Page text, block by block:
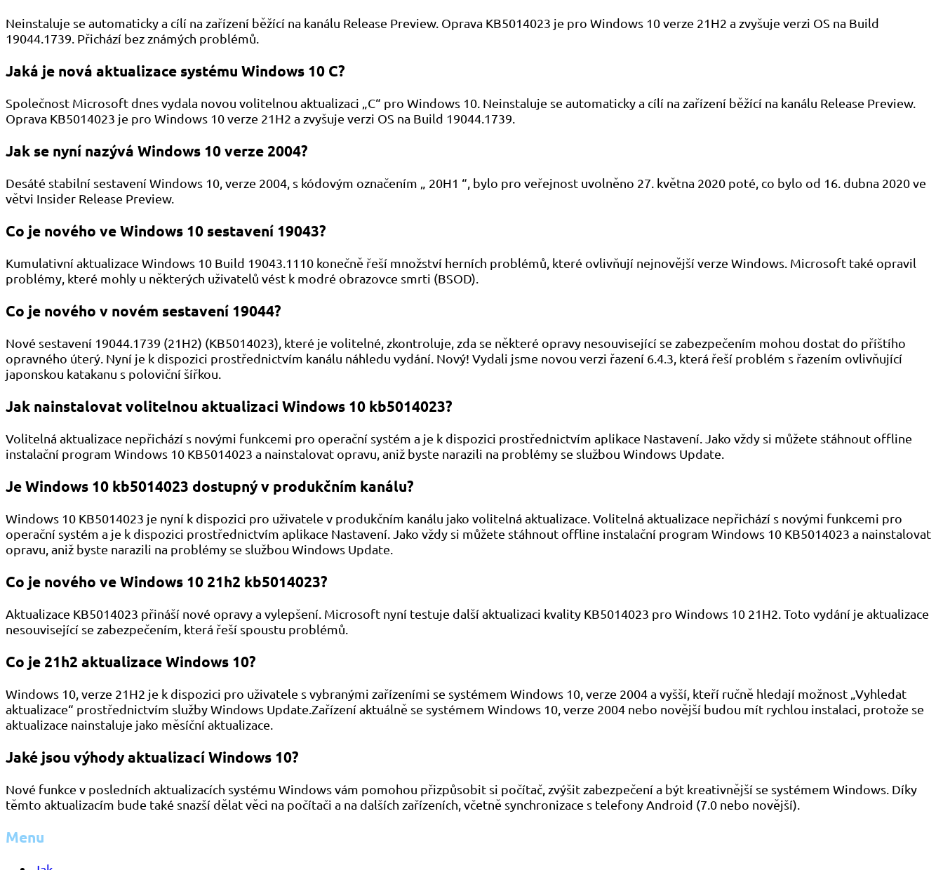
Neinstaluje se automaticky a cílí na zařízení běžící na kanálu Release Preview. Oprava KB5014023 je pro Windows 10 verze 21H2 a zvyšuje verzi OS na Build
19044.1739. Přichází bez známých problémů.
Jaká je nová aktualizace systému Windows 10 C?
Společnost Microsoft dnes vydala novou volitelnou aktualizaci „C“ pro Windows 10. Neinstaluje se automaticky a cílí na zařízení běžící na kanálu Release Preview.
Oprava KB5014023 je pro Windows 10 verze 21H2 a zvyšuje verzi OS na Build 19044.1739.
Jak se nyní nazývá Windows 10 verze 2004?
Desáté stabilní sestavení Windows 10, verze 2004, s kódovým označením „ 20H1 “, bylo pro veřejnost uvolněno 27. května 2020 poté, co bylo od 16. dubna 2020 ve
větvi Insider Release Preview.
Co je nového ve Windows 10 sestavení 19043?
Kumulativní aktualizace Windows 10 Build 19043.1110 konečně řeší množství herních problémů, které ovlivňují nejnovější verze Windows. Microsoft také opravil
problémy, které mohly u některých uživatelů vést k modré obrazovce smrti (BSOD).
Co je nového v novém sestavení 19044?
Nové sestavení 19044.1739 (21H2) (KB5014023), které je volitelné, zkontroluje, zda se některé opravy nesouvisející se zabezpečením mohou dostat do příštího
opravného úterý. Nyní je k dispozici prostřednictvím kanálu náhledu vydání. Nový! Vydali jsme novou verzi řazení 6.4.3, která řeší problém s řazením ovlivňující
japonskou katakanu s poloviční šířkou.
Jak nainstalovat volitelnou aktualizaci Windows 10 kb5014023?
Volitelná aktualizace nepřichází s novými funkcemi pro operační systém a je k dispozici prostřednictvím aplikace Nastavení. Jako vždy si můžete stáhnout offline
instalační program Windows 10 KB5014023 a nainstalovat opravu, aniž byste narazili na problémy se službou Windows Update.
Je Windows 10 kb5014023 dostupný v produkčním kanálu?
Windows 10 KB5014023 je nyní k dispozici pro uživatele v produkčním kanálu jako volitelná aktualizace. Volitelná aktualizace nepřichází s novými funkcemi pro
operační systém a je k dispozici prostřednictvím aplikace Nastavení. Jako vždy si můžete stáhnout offline instalační program Windows 10 KB5014023 a nainstalovat
opravu, aniž byste narazili na problémy se službou Windows Update.
Co je nového ve Windows 10 21h2 kb5014023?
Aktualizace KB5014023 přináší nové opravy a vylepšení. Microsoft nyní testuje další aktualizaci kvality KB5014023 pro Windows 10 21H2. Toto vydání je aktualizace
nesouvisející se zabezpečením, která řeší spoustu problémů.
Co je 21h2 aktualizace Windows 10?
Windows 10, verze 21H2 je k dispozici pro uživatele s vybranými zařízeními se systémem Windows 10, verze 2004 a vyšší, kteří ručně hledají možnost „Vyhledat
aktualizace“ prostřednictvím služby Windows Update.Zařízení aktuálně se systémem Windows 10, verze 2004 nebo novější budou mít rychlou instalaci, protože se
aktualizace nainstaluje jako měsíční aktualizace.
Jaké jsou výhody aktualizací Windows 10?
Nové funkce v posledních aktualizacích systému Windows vám pomohou přizpůsobit si počítač, zvýšit zabezpečení a být kreativnější se systémem Windows. Díky
těmto aktualizacím bude také snazší dělat věci na počítači a na dalších zařízeních, včetně synchronizace s telefony Android (7.0 nebo novější).
Menu